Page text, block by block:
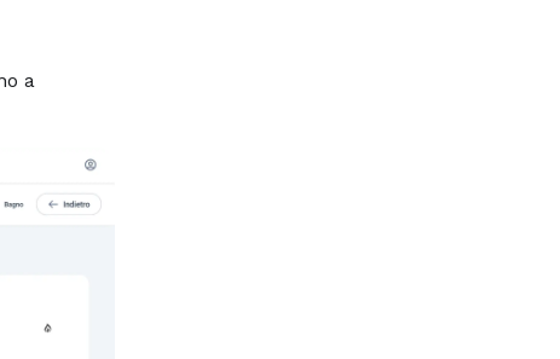
a